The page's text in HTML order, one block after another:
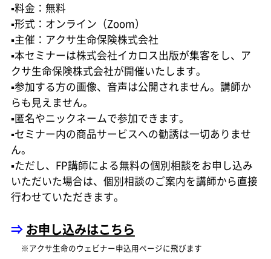
▪料金：無料
▪形式：オンライン（Zoom）
▪主催：アクサ生命保険株式会社
▪本セミナーは株式会社イカロス出版が集客をし、ア
クサ生命保険株式会社が開催いたします。
▪参加する方の画像、音声は公開されません。講師か
らも見えません。
▪匿名やニックネームで参加できます。
▪セミナー内の商品サービスへの勧誘は一切ありませ
ん。
▪ただし、FP講師による無料の個別相談をお申し込み
いただいた場合は、個別相談のご案内を講師から直接
行わせていただきます。
⇒ お申し込みはこちら
※アクサ生命のウェビナー申込用ページに飛びます